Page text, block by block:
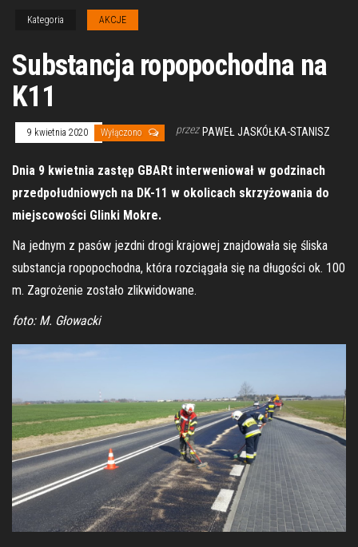
Kategoria AKCJE
Substancja ropopochodna na
K11
9 kwietnia 2020 Wyłączono przez PAWEŁ JASKÓŁKA-STANISZ
Dnia 9 kwietnia zastęp GBARt interweniował w godzinach
przedpołudniowych na DK-11 w okolicach skrzyżowania do
miejscowości Glinki Mokre.
Na jednym z pasów jezdni drogi krajowej znajdowała się śliska
substancja ropopochodna, która rozciągała się na długości ok. 100
m. Zagrożenie zostało zlikwidowane.
foto: M. Głowacki